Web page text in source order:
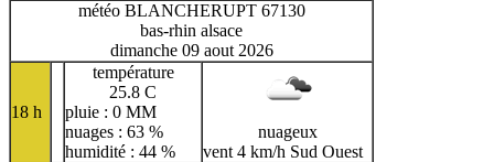
météo BLANCHERUPT 67130
bas-rhin alsace
dimanche 09 aout 2026
18 h
température
25.8 C
pluie : 0 MM
nuages : 63 %
humidité : 44 %
nuageux
vent 4 km/h Sud Ouest